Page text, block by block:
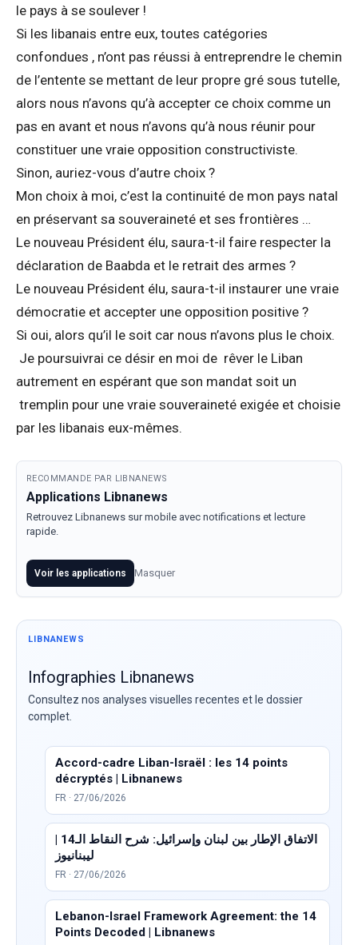
le pays à se soulever !
Si les libanais entre eux, toutes catégories
confondues , n’ont pas réussi à entreprendre le chemin
de l’entente se mettant de leur propre gré sous tutelle,
alors nous n’avons qu’à accepter ce choix comme un
pas en avant et nous n’avons qu’à nous réunir pour
constituer une vraie opposition constructiviste.
Sinon, auriez-vous d’autre choix ?
Mon choix à moi, c’est la continuité de mon pays natal
en préservant sa souveraineté et ses frontières …
Le nouveau Président élu, saura-t-il faire respecter la
déclaration de Baabda et le retrait des armes ?
Le nouveau Président élu, saura-t-il instaurer une vraie
démocratie et accepter une opposition positive ?
Si oui, alors qu’il le soit car nous n’avons plus le choix.
Je poursuivrai ce désir en moi de rêver le Liban
autrement en espérant que son mandat soit un
tremplin pour une vraie souveraineté exigée et choisie
par les libanais eux-mêmes.
RECOMMANDE PAR LIBNANEWS
Applications Libnanews
Retrouvez Libnanews sur mobile avec notifications et lecture
rapide.
Voir les applications Masquer
LIBNANEWS
Infographies Libnanews
Consultez nos analyses visuelles recentes et le dossier
complet.
Accord-cadre Liban-Israël : les 14 points
décryptés | Libnanews
FR · 27/06/2026
الاتفاق الإطار بين لبنان وإسرائيل: شرح النقاط الـ14 |
ليبنانيوز
FR · 27/06/2026
Lebanon-Israel Framework Agreement: the 14
Points Decoded | Libnanews